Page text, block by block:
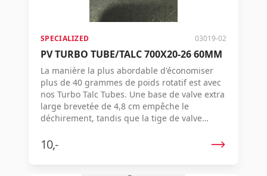
SPECIALIZED 03019-02
PV TURBO TUBE/TALC 700X20-26 60MM
La manière la plus abordable d'économiser
plus de 40 grammes de poids rotatif est avec
nos Turbo Talc Tubes. Une base de valve extra
large brevetée de 4,8 cm empêche le
déchirement, tandis que la tige de valve
raccordement net et sans problème avec les
pompes. Notre chambre à air la plus légère et
10,-